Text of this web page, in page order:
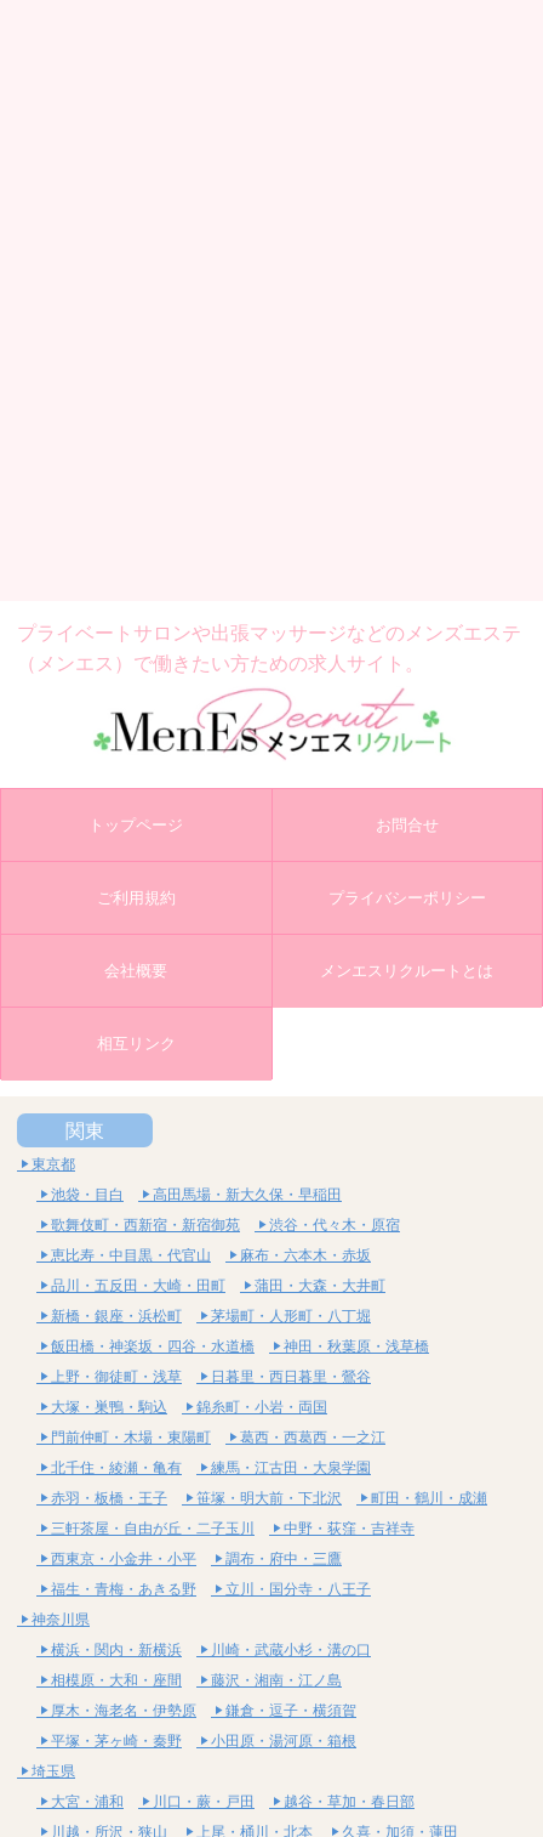
プライベートサロンや出張マッサージなどの メンズエステ
（メンエス）で働きたい方ための求人サイト。
トップページ お問合せ
ご利用規約 プライバシーポリシー
会社概要 メンエスリクルートとは
相互リンク
関東
東京都
池袋・目白
高田馬場・新大久保・早稲田
歌舞伎町・西新宿・新宿御苑
渋谷・代々木・原宿
恵比寿・中目黒・代官山
麻布・六本木・赤坂
品川・五反田・大崎・田町
蒲田・大森・大井町
新橋・銀座・浜松町
茅場町・人形町・八丁堀
飯田橋・神楽坂・四谷・水道橋
神田・秋葉原・浅草橋
上野・御徒町・浅草
日暮里・西日暮里・鶯谷
大塚・巣鴨・駒込
錦糸町・小岩・両国
門前仲町・木場・東陽町
葛西・西葛西・一之江
北千住・綾瀬・亀有
練馬・江古田・大泉学園
赤羽・板橋・王子
笹塚・明大前・下北沢
町田・鶴川・成瀬
三軒茶屋・自由が丘・二子玉川
中野・荻窪・吉祥寺
西東京・小金井・小平
調布・府中・三鷹
福生・青梅・あきる野
立川・国分寺・八王子
神奈川県
横浜・関内・新横浜
川崎・武蔵小杉・溝の口
相模原・大和・座間
藤沢・湘南・江ノ島
厚木・海老名・伊勢原
鎌倉・逗子・横須賀
平塚・茅ヶ崎・秦野
小田原・湯河原・箱根
埼玉県
大宮・浦和
川口・蕨・戸田
越谷・草加・春日部
川越・所沢・狭山
上尾・桶川・北本 久喜・加須・蓮田